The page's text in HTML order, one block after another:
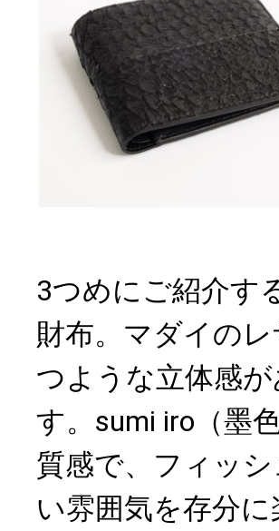
3つめにご紹介す
財布。マダイの
つような立体感
す。sumi iro（墨
質感で、フィッ
い雰囲気を存分